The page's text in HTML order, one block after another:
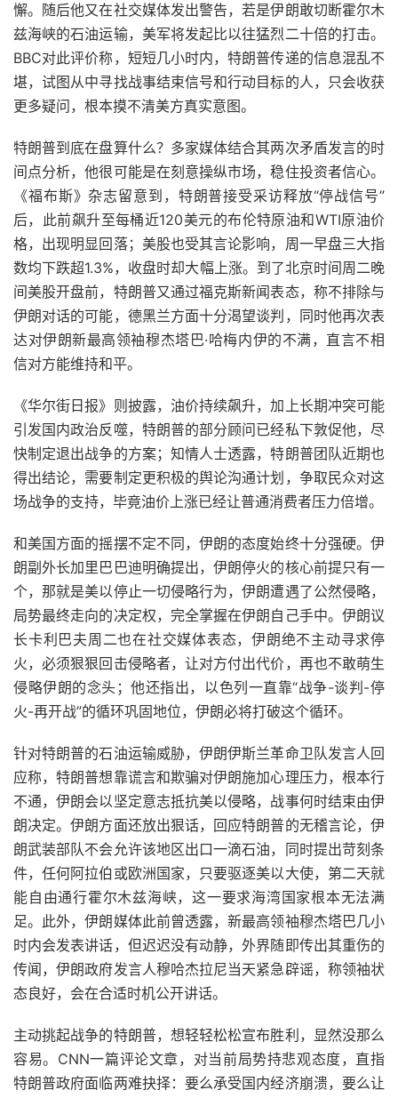
懈。随后他又在社交媒体发出警告，若是伊朗敢切断霍尔木
兹海峡的石油运输，美军将发起比以往猛烈二十倍的打击。
BBC对此评价称，短短几小时内，特朗普传递的信息混乱不
堪，试图从中寻找战事结束信号和行动目标的人，只会收获
更多疑问，根本摸不清美方真实意图。
特朗普到底在盘算什么？多家媒体结合其两次矛盾发言的时
间点分析，他很可能是在刻意操纵市场，稳住投资者信心。
《福布斯》杂志留意到，特朗普接受采访释放“停战信号”
后，此前飙升至每桶近120美元的布伦特原油和WTI原油价
格，出现明显回落；美股也受其言论影响，周一早盘三大指
数均下跌超1.3%，收盘时却大幅上涨。到了北京时间周二晚
间美股开盘前，特朗普又通过福克斯新闻表态，称不排除与
伊朗对话的可能，德黑兰方面十分渴望谈判，同时他再次表
达对伊朗新最高领袖穆杰塔巴·哈梅内伊的不满，直言不相
信对方能维持和平。
《华尔街日报》则披露，油价持续飙升，加上长期冲突可能
引发国内政治反噬，特朗普的部分顾问已经私下敦促他，尽
快制定退出战争的方案；知情人士透露，特朗普团队近期也
得出结论，需要制定更积极的舆论沟通计划，争取民众对这
场战争的支持，毕竟油价上涨已经让普通消费者压力倍增。
和美国方面的摇摆不定不同，伊朗的态度始终十分强硬。伊
朗副外长加里巴巴迪明确提出，伊朗停火的核心前提只有一
个，那就是美以停止一切侵略行为，伊朗遭遇了公然侵略，
局势最终走向的决定权，完全掌握在伊朗自己手中。伊朗议
长卡利巴夫周二也在社交媒体表态，伊朗绝不主动寻求停
火，必须狠狠回击侵略者，让对方付出代价，再也不敢萌生
侵略伊朗的念头；他还指出，以色列一直靠“战争-谈判-停
火-再开战”的循环巩固地位，伊朗必将打破这个循环。
针对特朗普的石油运输威胁，伊朗伊斯兰革命卫队发言人回
应称，特朗普想靠谎言和欺骗对伊朗施加心理压力，根本行
不通，伊朗会以坚定意志抵抗美以侵略，战事何时结束由伊
朗决定。伊朗方面还放出狠话，回应特朗普的无稽言论，伊
朗武装部队不会允许该地区出口一滴石油，同时提出苛刻条
件，任何阿拉伯或欧洲国家，只要驱逐美以大使，第二天就
能自由通行霍尔木兹海峡，这一要求海湾国家根本无法满
足。此外，伊朗媒体此前曾透露，新最高领袖穆杰塔巴几小
时内会发表讲话，但迟迟没有动静，外界随即传出其重伤的
传闻，伊朗政府发言人穆哈杰拉尼当天紧急辟谣，称领袖状
态良好，会在合适时机公开讲话。
主动挑起战争的特朗普，想轻轻松松宣布胜利，显然没那么
容易。CNN一篇评论文章，对当前局势持悲观态度，直指
特朗普政府面临两难抉择：要么承受国内经济崩溃，要么让